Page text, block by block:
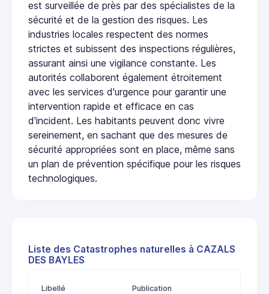
est surveillée de près par des spécialistes de la
sécurité et de la gestion des risques. Les
industries locales respectent des normes
strictes et subissent des inspections régulières,
assurant ainsi une vigilance constante. Les
autorités collaborent également étroitement
avec les services d'urgence pour garantir une
intervention rapide et efficace en cas
d'incident. Les habitants peuvent donc vivre
sereinement, en sachant que des mesures de
sécurité appropriées sont en place, même sans
un plan de prévention spécifique pour les risques
technologiques.
Liste des Catastrophes naturelles à CAZALS
DES BAYLES
Libellé Publication